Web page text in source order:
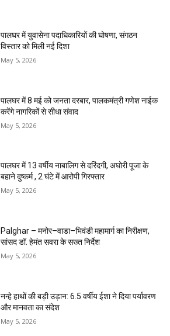
पालघर में युवासेना पदाधिकारियों की घोषणा, संगठन
विस्तार को मिली नई दिशा
May 5, 2026
पालघर में 8 मई को जनता दरबार, पालकमंत्री गणेश नाईक
करेंगे नागरिकों से सीधा संवाद
May 5, 2026
पालघर में 13 वर्षीय नाबालिग से दरिंदगी, अघोरी पूजा के
बहाने दुष्कर्म , 2 घंटे में आरोपी गिरफ्तार
May 5, 2026
Palghar – मनोर–वाडा–भिवंडी महामार्ग का निरीक्षण,
सांसद डॉ. हेमंत सवरा के सख्त निर्देश
May 5, 2026
नन्हे हाथों की बड़ी उड़ान: 6.5 वर्षीय ईशा ने दिया पर्यावरण
और मानवता का संदेश
May 5, 2026